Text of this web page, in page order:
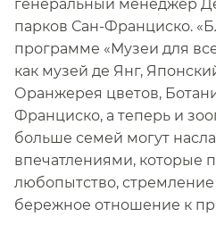
генеральный менеджер
парков Сан-Франциско.
программе «Музеи для
как музей де Янг,
Оранжерея цветов,
Франциско, а теперь и
больше семей могут
впечатлениями, которые
любопытство,
бережное отношение к